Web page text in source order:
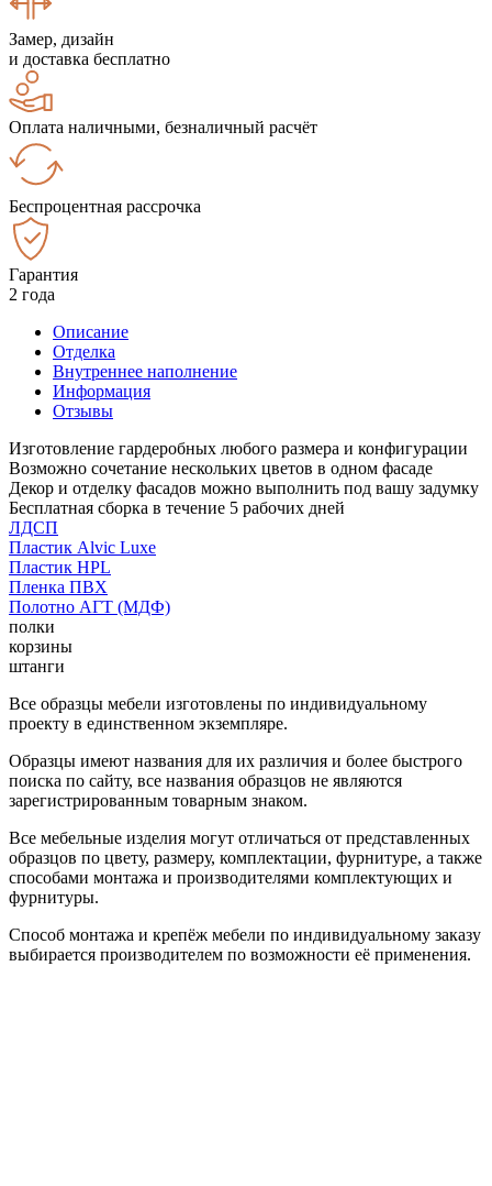
Замер, дизайн
и доставка бесплатно
Оплата наличными, безналичный расчёт
Беспроцентная рассрочка
Гарантия
2 года
Описание
Отделка
Внутреннее наполнение
Информация
Отзывы
Изготовление гардеробных любого размера и конфигурации
Возможно сочетание нескольких цветов в одном фасаде
Декор и отделку фасадов можно выполнить под вашу задумку
Бесплатная сборка в течение 5 рабочих дней
ЛДСП
Пластик Alvic Luxe
Пластик HPL
Пленка ПВХ
Полотно АГТ (МДФ)
полки
корзины
штанги
Все образцы мебели изготовлены по индивидуальному
проекту в единственном экземпляре.
Образцы имеют названия для их различия и более быстрого
поиска по сайту, все названия образцов не являются
зарегистрированным товарным знаком.
Все мебельные изделия могут отличаться от представленных
образцов по цвету, размеру, комплектации, фурнитуре, а также
способами монтажа и производителями комплектующих и
фурнитуры.
Способ монтажа и крепёж мебели по индивидуальному заказу
выбирается производителем по возможности её применения.